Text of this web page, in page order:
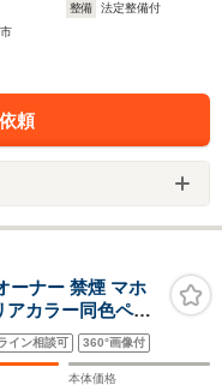
整備
法定整備付
頼
ナー 禁煙 マホ
アカラー同色ペイ
ィブクルーズ マ
イン相談可 360°画像付
本体価格